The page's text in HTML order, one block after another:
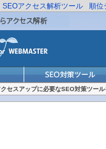
SEOアクセス解析ツール 順位
セスアップに必要なSEO対策ツー